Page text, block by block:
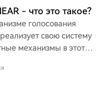
- что это такое?
голосования
свою систему
механизмы в этот